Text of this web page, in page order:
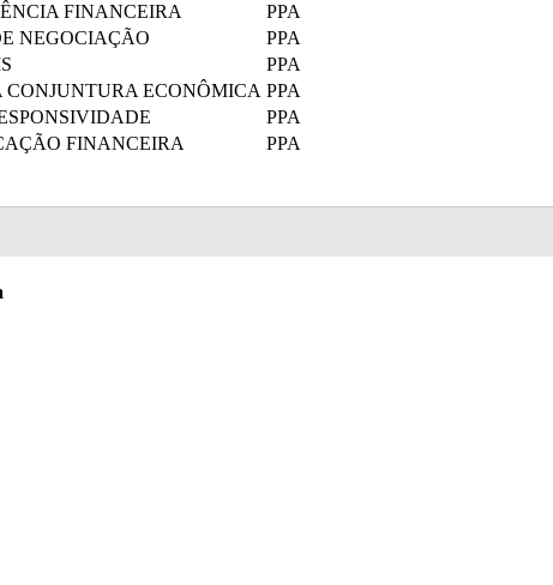
FINANCEIRA
PPA
NEGOCIAÇÃO
PPA
PPA
ECONÔMICA PPA
PPA
FINANCEIRA PPA